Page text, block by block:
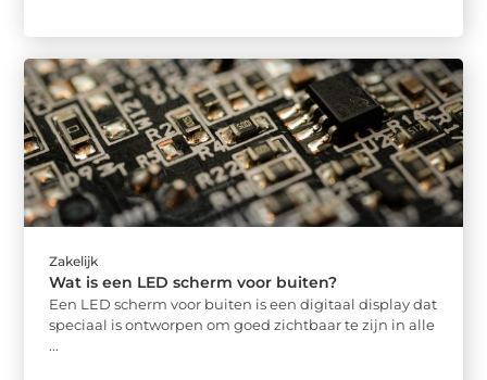
Zakelijk
Wat is een LED scherm voor buiten?
Een LED scherm voor buiten is een digitaal display dat
speciaal is ontworpen om goed zichtbaar te zijn in alle
...